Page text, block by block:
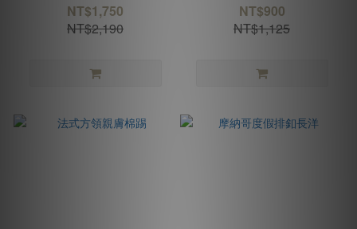
NT$1,750
NT$2,190
NT$900
NT$1,125